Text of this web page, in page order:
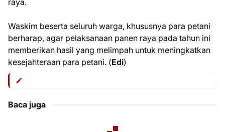
raya.
Waskim beserta seluruh warga, khususnya para petani
berharap, agar pelaksanaan panen raya pada tahun ini
memberikan hasil yang melimpah untuk meningkatkan
kesejahteraan para petani. (Edi)
Baca juga